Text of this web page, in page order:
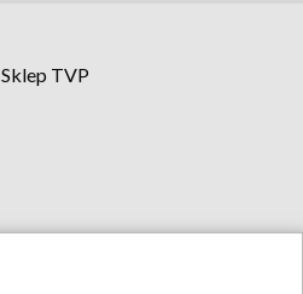
Sklep TVP